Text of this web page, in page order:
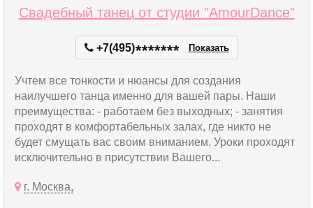
Свадебный танец от студии "AmourDance"
+7(495)******* Показать
Учтем все тонкости и нюансы для создания
наилучшего танца именно для вашей пары. Наши
преимущества: - работаем без выходных; - занятия
проходят в комфортабельных залах, где никто не
будет смущать вас своим вниманием. Уроки проходят
исключительно в присутствии Вашего...
г. Москва,